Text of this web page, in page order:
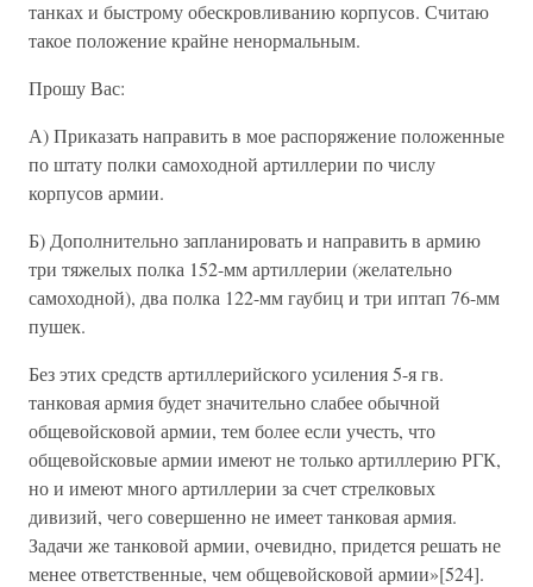
танках и быстрому обескровливанию корпусов. Считаю
такое положение крайне ненормальным.
Прошу Вас:
А) Приказать направить в мое распоряжение положенные
по штату полки самоходной артиллерии по числу
корпусов армии.
Б) Дополнительно запланировать и направить в армию
три тяжелых полка 152-мм артиллерии (желательно
самоходной), два полка 122-мм гаубиц и три иптап 76-мм
пушек.
Без этих средств артиллерийского усиления 5-я гв.
танковая армия будет значительно слабее обычной
общевойсковой армии, тем более если учесть, что
общевойсковые армии имеют не только артиллерию РГК,
но и имеют много артиллерии за счет стрелковых
дивизий, чего совершенно не имеет танковая армия.
Задачи же танковой армии, очевидно, придется решать не
менее ответственные, чем общевойсковой армии»[524].